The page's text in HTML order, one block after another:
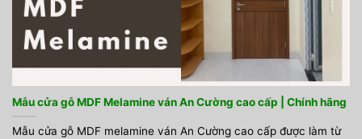
Mẫu cửa gỗ MDF Melamine ván An Cường cao cấp | Chính hãng
Mẫu cửa gỗ MDF melamine ván An Cường cao cấp được làm từ